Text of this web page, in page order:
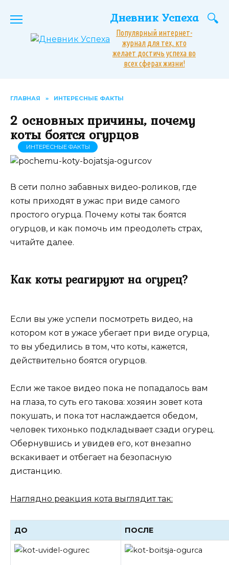
Дневник Успеха
Популярный интернет-
журнал для тех, кто
желает достичь успеха во
всех сферах жизни!
ГЛАВНАЯ » ИНТЕРЕСНЫЕ ФАКТЫ
2 основных причины, почему
коты боятся огурцов
ИНТЕРЕСНЫЕ ФАКТЫ
В сети полно забавных видео-роликов, где
коты приходят в ужас при виде самого
простого огурца. Почему коты так боятся
огурцов, и как помочь им преодолеть страх,
читайте далее.
Как коты реагируют на огурец?
Если вы уже успели посмотреть видео, на
котором кот в ужасе убегает при виде огурца,
то вы убедились в том, что коты, кажется,
действительно боятся огурцов.
Если же такое видео пока не попадалось вам
на глаза, то суть его такова: хозяин зовет кота
покушать, и пока тот наслаждается обедом,
человек тихонько подкладывает сзади огурец.
Обернувшись и увидев его, кот внезапно
вскакивает и отбегает на безопасную
дистанцию.
Наглядно реакция кота выглядит так:
ДО ПОСЛЕ